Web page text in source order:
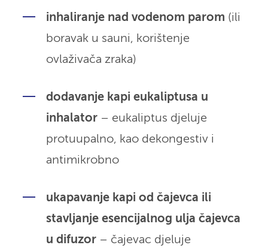
inhaliranje nad vodenom parom (ili
boravak u sauni, korištenje
ovlaživača zraka)
dodavanje kapi eukaliptusa u
inhalator– eukaliptus djeluje
protuupalno, kao dekongestiv i
antimikrobno
ukapavanje kapi od čajevca ili
stavljanje esencijalnog ulja čajevca
u difuzor– čajevac djeluje